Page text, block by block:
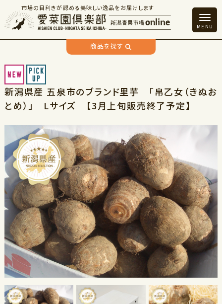
市場の目利きが認める美味しい逸品をお届けします
商品を探す
新潟県産 五泉市のブランド里芋 「帛乙女（きぬお
とめ）」 Lサイズ 【3月上旬販売終了予定】